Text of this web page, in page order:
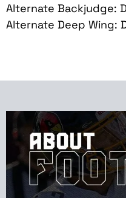
Alternate Backjudge:
Alternate Deep Wing: